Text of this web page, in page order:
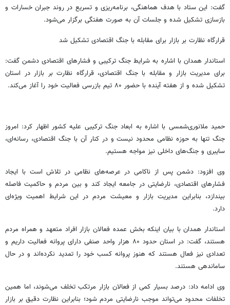
گفت: این ستاد با هدف هماهنگی، برنامه‌ریزی و تسریع در روند جبران خسارات و
بازسازی تشکیل شده و جلسات آن به صورت هفتگی برگزار می‌شود.
قرارگاه نظارت بر بازار برای مقابله با جنگ اقتصادی تشکیل شد
استاندار همدان با اشاره به شرایط جنگ ترکیبی و فشارهای اقتصادی دشمن گفت:
برای مدیریت بازار و مقابله با جنگ اقتصادی، قرارگاه نظارت بر بازار در استان
تشکیل شده و از هفته آینده با حضور ۸۰ تیم بازرسی فعالیت خود را آغاز می‌کند.
حمید ملانوری‌شمسی با اشاره به ابعاد جنگ ترکیبی علیه کشور اظهار کرد: امروز
جنگ تنها به حوزه نظامی محدود نیست و در کنار آن با جنگ اقتصادی، رسانه‌ای،
سایبری و جنگ‌های داخلی نیز مواجه هستیم.
وی افزود: دشمن پس از ناکامی در عرصه‌های نظامی در تلاش است با ایجاد
فشارهای اقتصادی، نارضایتی در جامعه ایجاد کند و بین مردم و حاکمیت فاصله
بیندازد، بنابراین مدیریت بازار و معیشت مردم در این شرایط اهمیت ویژه‌ای
دارد.
استاندار همدان با بیان اینکه بخش عمده فعالان بازار افراد متعهد و همراه مردم
هستند، گفت: در استان حدود ۸۰ هزار واحد صنفی دارای پروانه فعالیت داریم و
تعدادی نیز فعال هستند که هنوز پروانه کسب خود را تمدید نکرده‌اند و در حال
ساماندهی هستند.
وی ادامه داد: درصد بسیار کمی از فعالان بازار مرتکب تخلف می‌شوند، اما همین
تخلفات محدود می‌تواند موجب نارضایتی مردم شود؛ بنابراین نظارت دقیق بر بازار